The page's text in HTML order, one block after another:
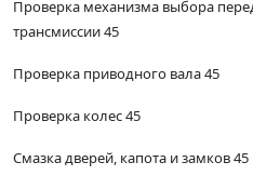
Проверка механизма выбора
трансмиссии 45
Проверка приводного вала 45
Проверка колес 45
Смазка дверей, капота и замков 45